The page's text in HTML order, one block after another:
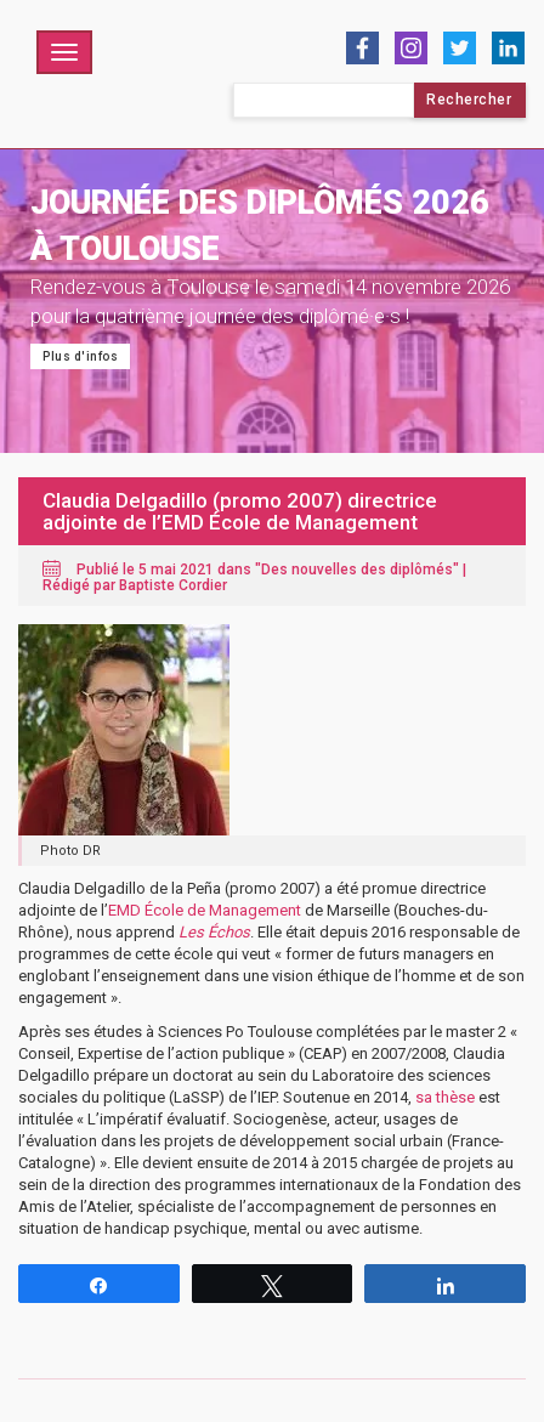
Menu
JOURNÉE DES DIPLÔMÉS 2026
À TOULOUSE
Rendez-vous à Toulouse le samedi 14 novembre 2026
pour la quatrième journée des diplômé·e·s !
Plus d'infos
Claudia Delgadillo (promo 2007) directrice
adjointe de l’EMD École de Management
Publié le 5 mai 2021 dans "Des nouvelles des diplômés" |
Rédigé par Baptiste Cordier
Photo DR
Claudia Delgadillo de la Peña (promo 2007) a été promue directrice
adjointe de l’EMD École de Management de Marseille (Bouches-du-
Rhône), nous apprend Les Échos. Elle était depuis 2016 responsable de
programmes de cette école qui veut « former de futurs managers en
englobant l’enseignement dans une vision éthique de l’homme et de son
engagement ».
Après ses études à Sciences Po Toulouse complétées par le master 2 «
Conseil, Expertise de l’action publique » (CEAP) en 2007/2008, Claudia
Delgadillo prépare un doctorat au sein du Laboratoire des sciences
sociales du politique (LaSSP) de l’IEP. Soutenue en 2014, sa thèse est
intitulée « L’impératif évaluatif. Sociogenèse, acteur, usages de
l’évaluation dans les projets de développement social urbain (France-
Catalogne) ». Elle devient ensuite de 2014 à 2015 chargée de projets au
sein de la direction des programmes internationaux de la Fondation des
Amis de l’Atelier, spécialiste de l’accompagnement de personnes en
situation de handicap psychique, mental ou avec autisme.